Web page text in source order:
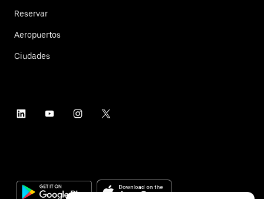
Reservar
Aeropuertos
Ciudades